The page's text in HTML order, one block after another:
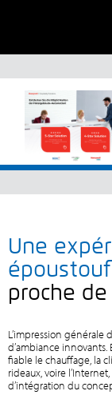
Une
proche
L’impression générale
d’ambiance
fiable le chauffage, la
rideaux, voire
d’intégration du